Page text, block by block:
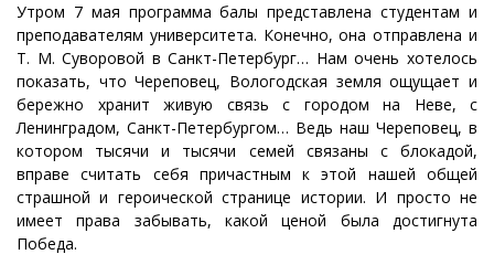
Утром 7 мая программа балы представлена студентам и
преподавателям университета. Конечно, она отправлена и
Т. М. Суворовой в Санкт-Петербург… Нам очень хотелось
показать, что Череповец, Вологодская земля ощущает и
бережно хранит живую связь с городом на Неве, с
Ленинградом, Санкт-Петербургом… Ведь наш Череповец, в
котором тысячи и тысячи семей связаны с блокадой,
вправе считать себя причастным к этой нашей общей
страшной и героической странице истории. И просто не
имеет права забывать, какой ценой была достигнута
Победа.